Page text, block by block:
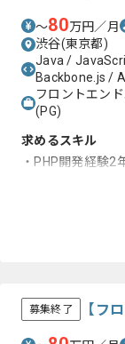
〜80万円／月
渋谷(東京都)
Java /
Backbone.js /
フロントエン
(PG)
求めるスキル
・PHP開発経験2
募集終了 【フ